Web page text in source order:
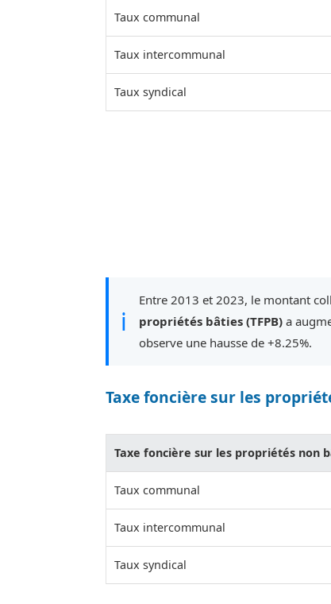
Taux communal
Taux intercommunal
Taux syndical
ℹ
Entre 2013 et 2023, le montant
propriétés bâties (TFPB) a
observe une hausse de +8.25%.
Taxe foncière sur les
Taxe foncière sur les propriétés non
Taux communal
Taux intercommunal
Taux syndical